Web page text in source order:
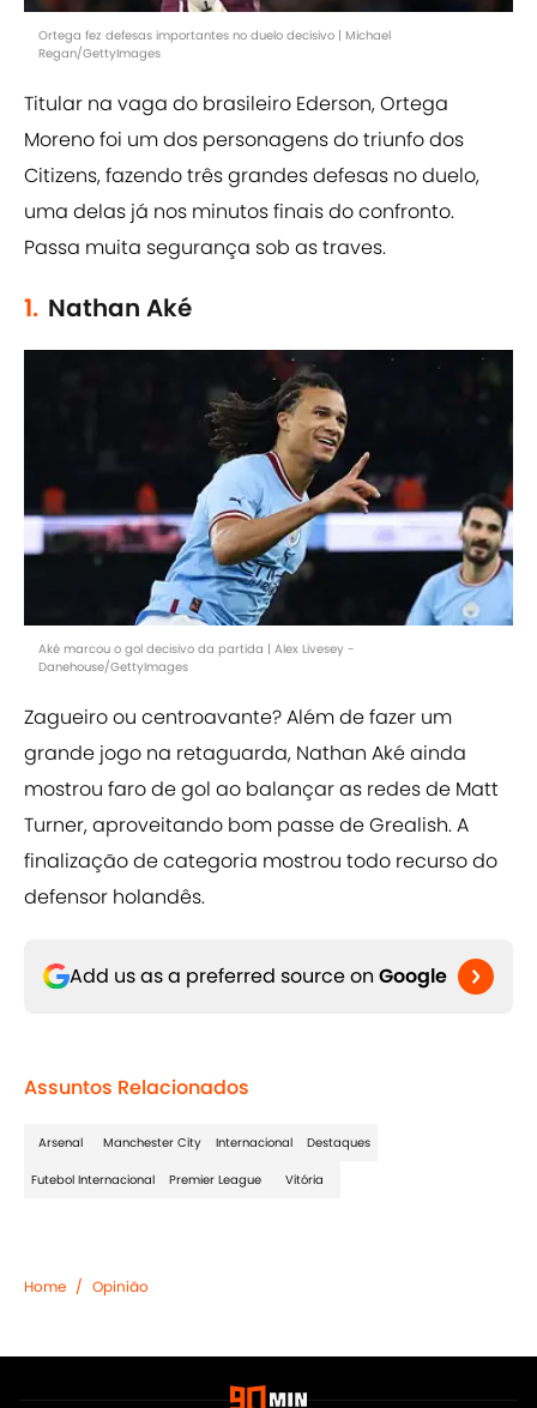
Ortega fez defesas importantes no duelo decisivo | Michael
Regan/GettyImages
Titular na vaga do brasileiro Ederson, Ortega
Moreno foi um dos personagens do triunfo dos
Citizens, fazendo três grandes defesas no duelo,
uma delas já nos minutos finais do confronto.
Passa muita segurança sob as traves.
1. Nathan Aké
Aké marcou o gol decisivo da partida | Alex Livesey -
Danehouse/GettyImages
Zagueiro ou centroavante? Além de fazer um
grande jogo na retaguarda, Nathan Aké ainda
mostrou faro de gol ao balançar as redes de Matt
Turner, aproveitando bom passe de Grealish. A
finalização de categoria mostrou todo recurso do
defensor holandês.
Add us as a preferred source on Google
Assuntos Relacionados
Arsenal Manchester City Internacional Destaques
Futebol Internacional Premier League Vitória
Home / Opinião